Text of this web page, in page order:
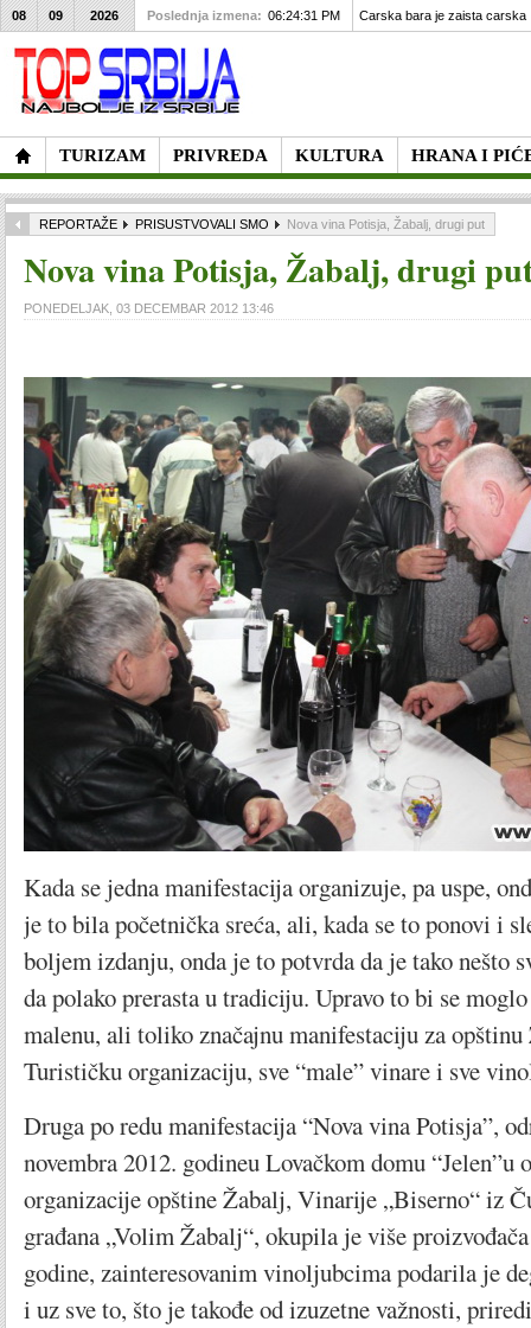
TURIZAM PRIVREDA KULTURA HRANA I
08 09 2026 Poslednja izmena: 06:24:31 PM Carska bara je zaista carska
REPORTAŽE PRISUSTVOVALI SMO Nova vina Potisja, Žabalj, drugi put
Nova vina Potisja, Žabalj, drugi
PONEDELJAK, 03 DECEMBAR 2012 13:46
Kada se jedna manifestacija organizuje, pa uspe,
je to bila početnička sreća, ali, kada se to ponovi i
boljem izdanju, onda je to potvrda da je tako nešto
da polako prerasta u tradiciju. Upravo to bi se
malenu, ali toliko značajnu manifestaciju za
Turističku organizaciju, sve “male” vinare i sve
Druga po redu manifestacija “Nova vina Potisja”,
novembra 2012. godineu Lovačkom domu
organizacije opštine Žabalj, Vinarije „Biserno“ iz
građana „Volim Žabalj“, okupila je više
godine, zainteresovanim vinoljubcima podarila je
i uz sve to, što je takođe od izuzetne važnosti,